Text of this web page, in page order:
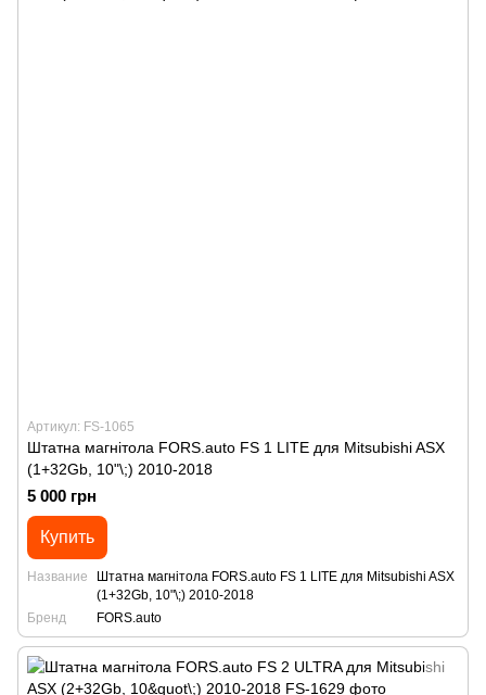
Артикул: FS-1065
Штатна магнітола FORS.auto FS 1 LITE для Mitsubishi ASX
(1+32Gb, 10"\;) 2010-2018
5 000 грн
Купить
Название
Штатна магнітола FORS.auto FS 1 LITE для Mitsubishi ASX
(1+32Gb, 10"\;) 2010-2018
Бренд
FORS.auto